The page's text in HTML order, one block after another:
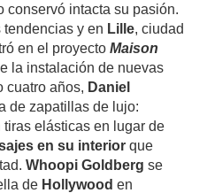
conservó intacta su pasión.
y en Lille, ciudad
en el proyectoMaison
la instalación de nuevas
cuatro años, Daniel
de zapatillas de lujo:
elásticas en lugar de
en su interior que
Whoopi Goldberg se
de Hollywood en